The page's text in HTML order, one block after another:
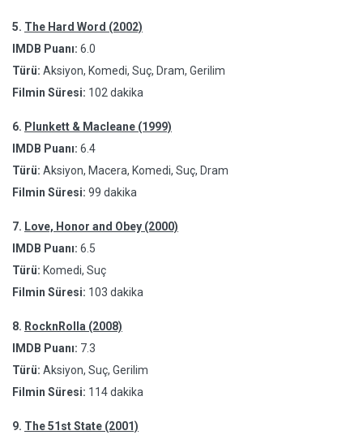
5. The Hard Word (2002)
IMDB Puanı: 6.0
Türü: Aksiyon, Komedi, Suç, Dram, Gerilim
Filmin Süresi: 102 dakika
6. Plunkett & Macleane (1999)
IMDB Puanı: 6.4
Türü: Aksiyon, Macera, Komedi, Suç, Dram
Filmin Süresi: 99 dakika
7. Love, Honor and Obey (2000)
IMDB Puanı: 6.5
Türü: Komedi, Suç
Filmin Süresi: 103 dakika
8. RocknRolla (2008)
IMDB Puanı: 7.3
Türü: Aksiyon, Suç, Gerilim
Filmin Süresi: 114 dakika
9. The 51st State (2001)